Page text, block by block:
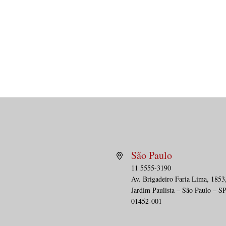
PÁGINA DA SAÚDE | Cartões
de desconto em saúde: o
desafio de regular sem
São Paulo
11 5555-3190
Av. Brigadeiro Faria Lima,
Jardim Paulista – São Paulo – SP
01452-001